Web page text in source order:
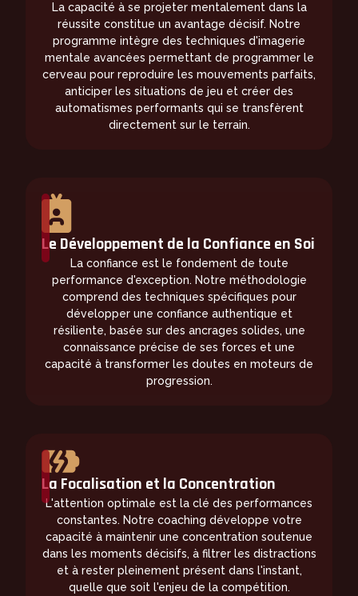
La capacité à se projeter mentalement dans la
réussite constitue un avantage décisif. Notre
programme intègre des techniques d'imagerie
mentale avancées permettant de programmer le
cerveau pour reproduire les mouvements parfaits,
anticiper les situations de jeu et créer des
automatismes performants qui se transfèrent
directement sur le terrain.
Le Développement de la Confiance en Soi
La confiance est le fondement de toute
performance d'exception. Notre méthodologie
comprend des techniques spécifiques pour
développer une confiance authentique et
résiliente, basée sur des ancrages solides, une
connaissance précise de ses forces et une
capacité à transformer les doutes en moteurs de
progression.
La Focalisation et la Concentration
L'attention optimale est la clé des performances
constantes. Notre coaching développe votre
capacité à maintenir une concentration soutenue
dans les moments décisifs, à filtrer les distractions
et à rester pleinement présent dans l'instant,
quelle que soit l'enjeu de la compétition.